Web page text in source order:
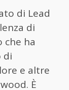
di Lead
di
che ha
di
e altre
È